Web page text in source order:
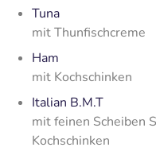
Tuna
mit Thunfischcreme
Ham
mit Kochschinken
Italian B.M.T
mit feinen Scheiben
Kochschinken